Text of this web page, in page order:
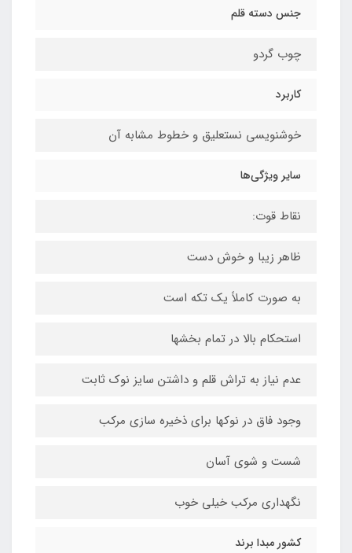
جنس دسته قلم
چوب گردو
کاربرد
خوشنویسی نستعلیق و خطوط مشابه آن
سایر ویژگی‌ها
نقاط قوت:
ظاهر زیبا و خوش دست
به صورت کاملاً یک تکه است
استحکام بالا در تمام بخشها
عدم نیاز به تراش قلم و داشتن سایز نوک ثابت
وجود فاق در نوکها برای ذخیره سازی مرکب
شست و شوی آسان
نگهداری مرکب خیلی خوب
کشور مبدا برند